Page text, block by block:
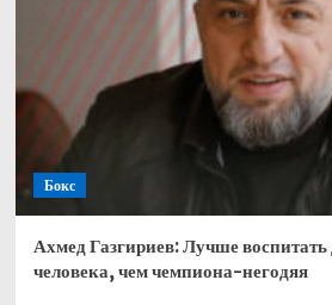
Бокс
Ахмед Газгириев: Лучше воспитать
человека, чем чемпиона-негодяя